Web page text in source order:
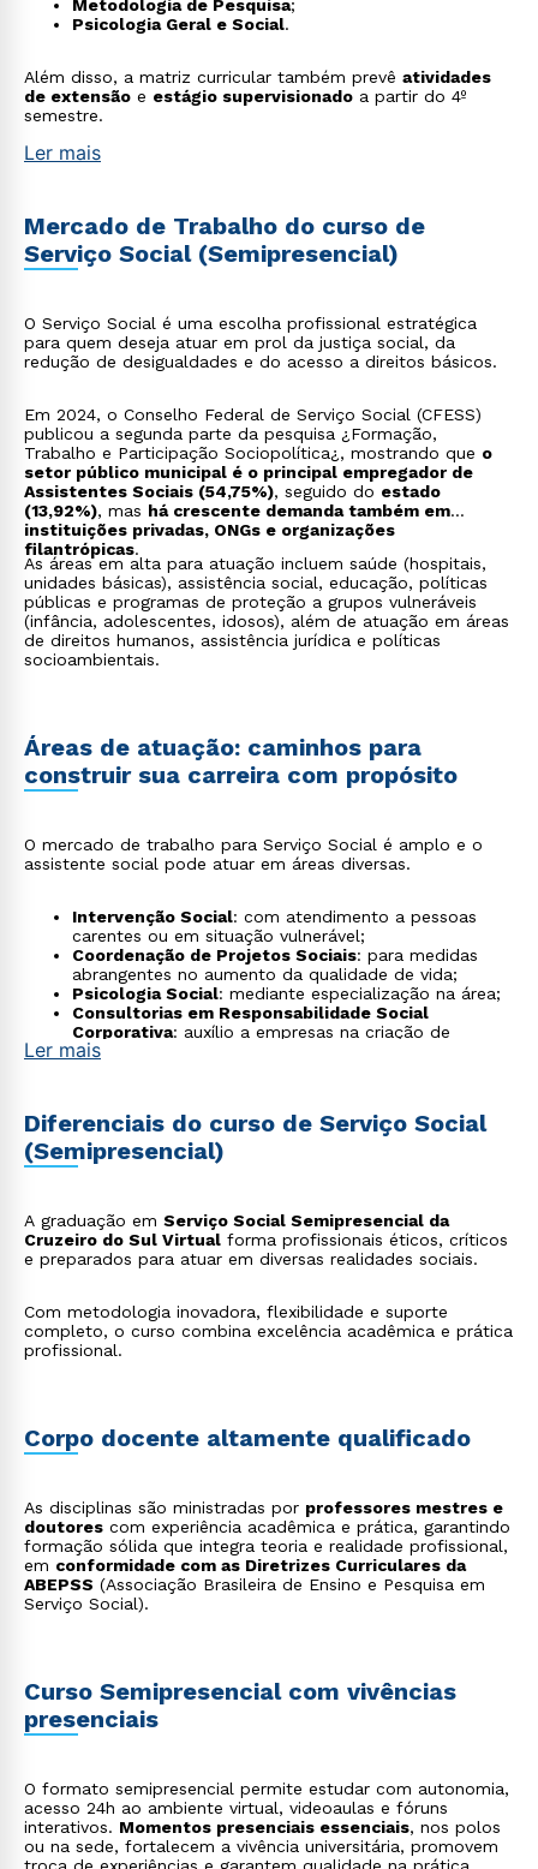
Metodologia de Pesquisa;
Psicologia Geral e Social.
Além disso, a matriz curricular também prevê atividades
de extensão e estágio supervisionado a partir do 4º
semestre.
Ler mais
Mercado de Trabalho do curso de
Serviço Social (Semipresencial)
O Serviço Social é uma escolha profissional estratégica
para quem deseja atuar em prol da justiça social, da
redução de desigualdades e do acesso a direitos básicos.
Em 2024, o Conselho Federal de Serviço Social (CFESS)
publicou a segunda parte da pesquisa ¿Formação,
Trabalho e Participação Sociopolítica¿, mostrando que o
setor público municipal é o principal empregador de
Assistentes Sociais (54,75%), seguido do estado
(13,92%), mas há crescente demanda também em
instituições privadas, ONGs e organizações
filantrópicas.
As áreas em alta para atuação incluem saúde (hospitais,
unidades básicas), assistência social, educação, políticas
públicas e programas de proteção a grupos vulneráveis
(infância, adolescentes, idosos), além de atuação em áreas
de direitos humanos, assistência jurídica e políticas
socioambientais.
Áreas de atuação: caminhos para
construir sua carreira com propósito
O mercado de trabalho para Serviço Social é amplo e o
assistente social pode atuar em áreas diversas.
Intervenção Social: com atendimento a pessoas
carentes ou em situação vulnerável;
Coordenação de Projetos Sociais: para medidas
abrangentes no aumento da qualidade de vida;
Psicologia Social: mediante especialização na área;
Consultorias em Responsabilidade Social
Corporativa: auxílio a empresas na criação de
projetos sociais;
em projetos sociais de impacto local ou nacional;
Saúde Pública: atuação em hospitais, unidades
básicas de saúde e programas de atenção
técnico em varas da infância, juventude, família e
execução penal;
Políticas Públicas e Gestão Governamental:
Sustentabilidade e Direitos Humanos: participação
em iniciativas voltadas à equidade, diversidade, meio
ambiente e justiça social.
Ler mais
Diferenciais do curso de Serviço Social
(Semipresencial)
A graduação em Serviço Social Semipresencial da
Cruzeiro do Sul Virtual forma profissionais éticos, críticos
e preparados para atuar em diversas realidades sociais.
Com metodologia inovadora, flexibilidade e suporte
completo, o curso combina excelência acadêmica e prática
profissional.
Corpo docente altamente qualificado
As disciplinas são ministradas por professores mestres e
doutores com experiência acadêmica e prática, garantindo
formação sólida que integra teoria e realidade profissional,
em conformidade com as Diretrizes Curriculares da
ABEPSS (Associação Brasileira de Ensino e Pesquisa em
Serviço Social).
Curso Semipresencial com vivências
presenciais
O formato semipresencial permite estudar com autonomia,
acesso 24h ao ambiente virtual, videoaulas e fóruns
interativos. Momentos presenciais essenciais, nos polos
ou na sede, fortalecem a vivência universitária, promovem